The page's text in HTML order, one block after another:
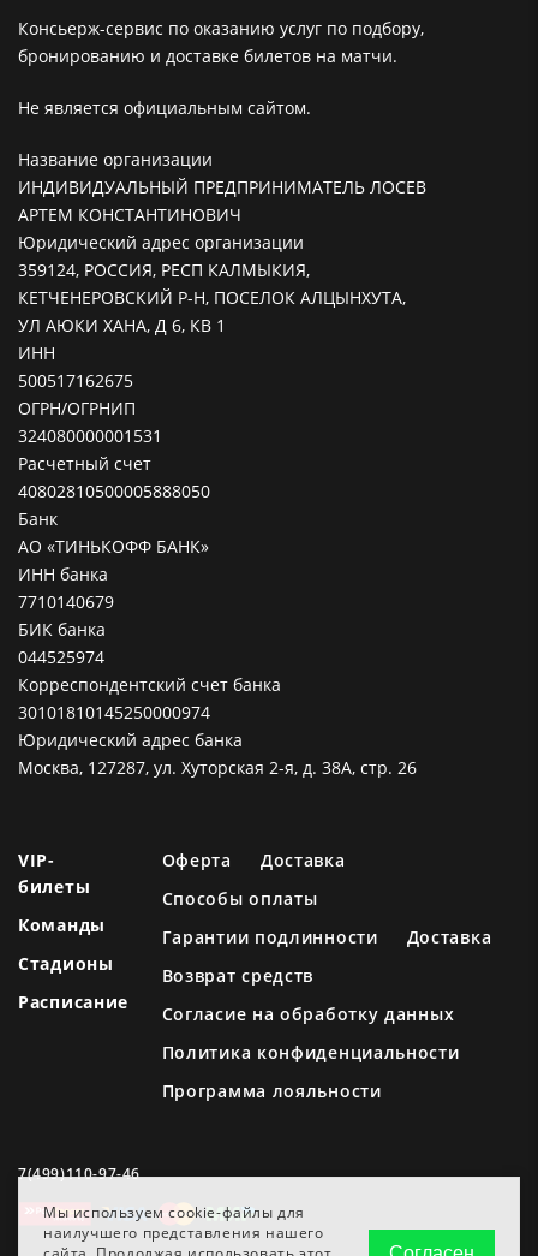
Мы используем cookie-файлы для
наилучшего представления нашего
Консьерж-сервис по оказанию услуг по подбору,
бронированию и доставке билетов на матчи.
Не является официальным сайтом.
Название организации
ИНДИВИДУАЛЬНЫЙ ПРЕДПРИНИМАТЕЛЬ ЛОСЕВ
АРТЕМ КОНСТАНТИНОВИЧ
Юридический адрес организации
359124, РОССИЯ, РЕСП КАЛМЫКИЯ,
КЕТЧЕНЕРОВСКИЙ Р-Н, ПОСЕЛОК АЛЦЫНХУТА,
УЛ АЮКИ ХАНА, Д 6, КВ 1
ИНН
500517162675
ОГРН/ОГРНИП
324080000001531
Расчетный счет
40802810500005888050
Банк
АО «ТИНЬКОФФ БАНК»
ИНН банка
7710140679
БИК банка
044525974
Корреспондентский счет банка
30101810145250000974
Юридический адрес банка
Москва, 127287, ул. Хуторская 2-я, д. 38А, стр. 26
VIP-
билеты
Команды
Стадионы
Расписание
Оферта
Доставка
Способы оплаты
Гарантии подлинности
Доставка
Возврат средств
Согласие на обработку данных
Политика конфиденциальности
Программа лояльности
7(499)110-97-46